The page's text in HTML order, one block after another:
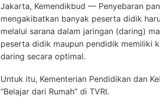
Jakarta, Kemendikbud — Penyebaran
mengakibatkan banyak peserta didik
melalui sarana dalam jaringan (daring)
peserta didik maupun pendidik memiliki
daring secara optimal.
Untuk itu, Kementerian Pendidikan dan
“Belajar dari Rumah” di TVRI.